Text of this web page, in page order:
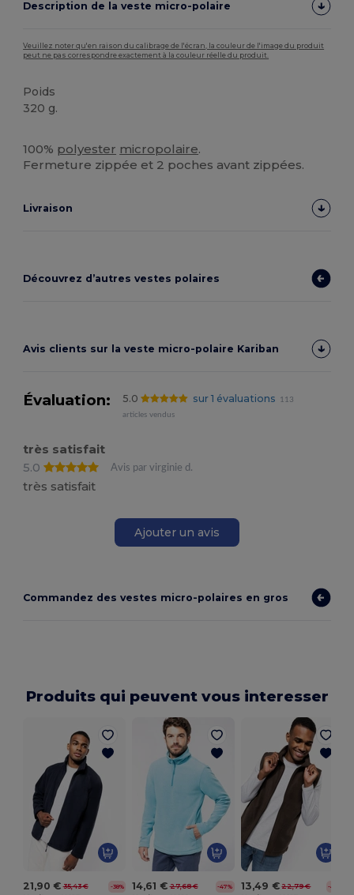
Description de la veste micro-polaire
Veuillez noter qu'en raison du calibrage de l'écran, la couleur de l'image du produit
peut ne pas correspondre exactement à la couleur réelle du produit.
Poids
320 g.
100% polyester micropolaire.
Fermeture zippée et 2 poches avant zippées.
Livraison
Découvrez d’autres vestes polaires
Avis clients sur la veste micro-polaire Kariban
Évaluation: 5.0 sur 1 évaluations
113
articles vendus
très satisfait
5.0
Avis par virginie d.
très satisfait
Ajouter un avis
Commandez des vestes micro-polaires en gros
Produits qui peuvent vous interesser
21,90 € 35,43 € -38% 14,61 € 27,68 € -47% 13,49 € 22,79 € -41%